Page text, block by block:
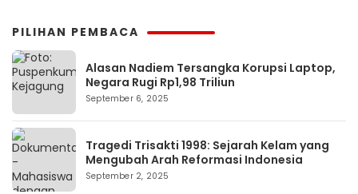
PILIHAN PEMBACA
Alasan Nadiem Tersangka Korupsi Laptop,
Negara Rugi Rp1,98 Triliun
September 6, 2025
Tragedi Trisakti 1998: Sejarah Kelam yang
Mengubah Arah Reformasi Indonesia
September 2, 2025